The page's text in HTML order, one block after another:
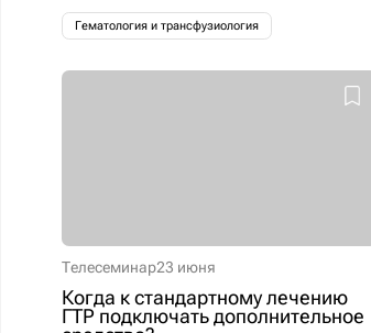
Гематология и трансфузиология
Телесеминар23 июня
Когда к стандартному лечению
ГТР подключать дополнительное